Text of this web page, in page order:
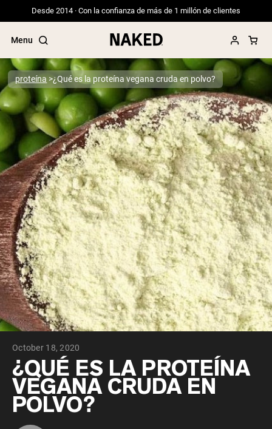
Desde 2014 · Con la confianza de más de 1 millón de clientes
Menu
Términos de Búsqueda Populares
”Protein Powder“
”Overnight Oats“
”Vegan protein“
”Collagen“
”Micellar Casein“
proteína ¿Qué es la proteína vegana cruda en polvo?
October 18, 2020
¿QUÉ ES LA PROTEÍNA
VEGANA CRUDA EN
POLVO?